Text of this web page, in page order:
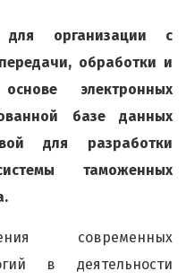
для организации с
обработки и
электронных
базе данных
для разработки
таможенных
современных
в деятельности